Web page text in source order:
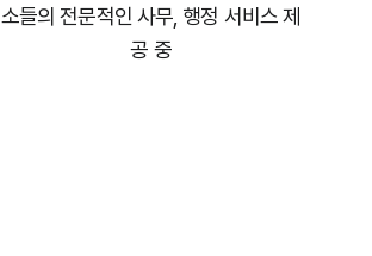
소들의 전문적인 사무, 행정 서비스 제
공 중